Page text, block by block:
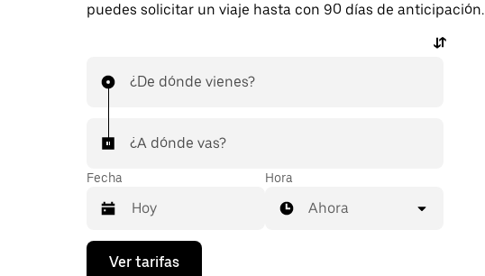
puedes solicitar un viaje hasta con 90 días de anticipación.
¿De dónde vienes?
¿A dónde vas?
Fecha
Presiona
Hora
Ahora
Ver tarifas